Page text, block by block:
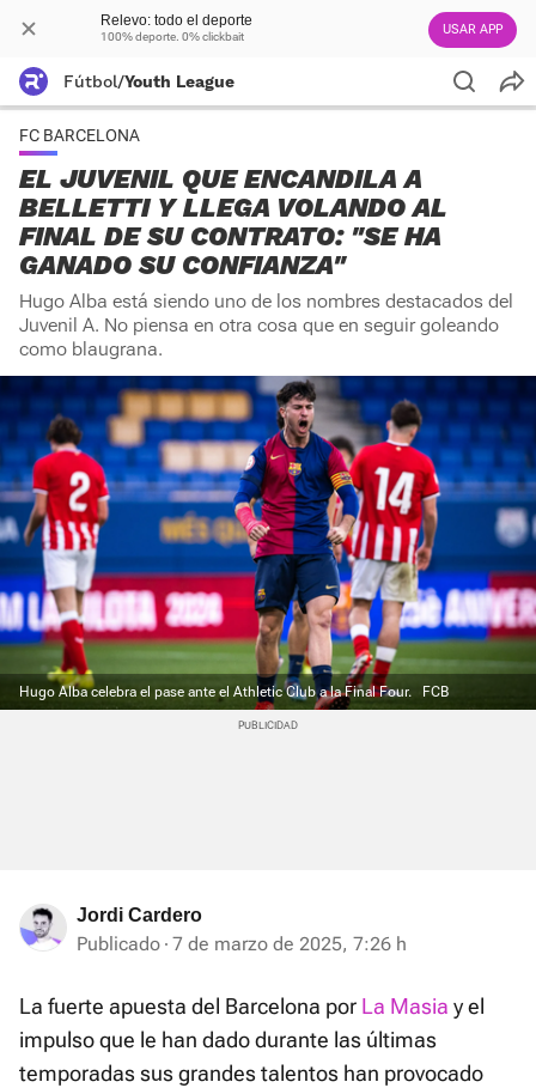
Relevo: todo el deporte
100% deporte. 0% clickbait USAR APP
Fútbol/Youth League
FC BARCELONA
EL JUVENIL QUE ENCANDILA A
BELLETTI Y LLEGA VOLANDO AL
FINAL DE SU CONTRATO: "SE HA
GANADO SU CONFIANZA"
Hugo Alba está siendo uno de los nombres destacados del
Juvenil A. No piensa en otra cosa que en seguir goleando
como blaugrana.
Hugo Alba celebra el pase ante el Athletic Club a la Final Four. FCB
Jordi Cardero
Publicado 7 de marzo de 2025, 7:26 h
La fuerte apuesta del Barcelona por La Masia y el
impulso que le han dado durante las últimas
temporadas sus grandes talentos han provocado